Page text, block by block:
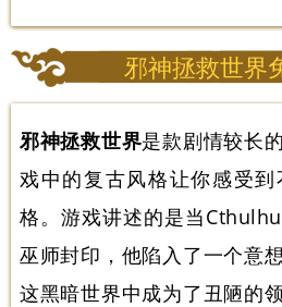
邪神拯救世界
邪神拯救世界是款剧情较长
戏中的复古风格让你感受
格。游戏讲述的是当
巫师封印，他陷入了一个意
这黑暗世界中成为了丑陋的